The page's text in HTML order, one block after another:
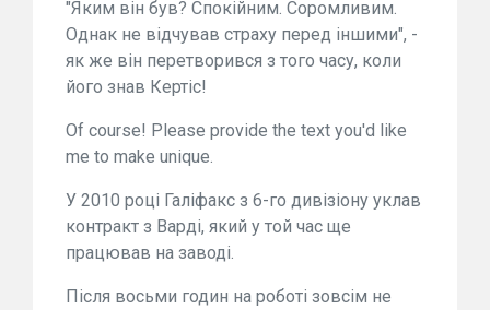
"Яким він був? Спокійним. Соромливим.
Однак не відчував страху перед іншими", -
як же він перетворився з того часу, коли
його знав Кертіс!
Of course! Please provide the text you'd like
me to make unique.
У 2010 році Галіфакс з 6-го дивізіону уклав
контракт з Варді, який у той час ще
працював на заводі.
Після восьми годин на роботі зовсім не